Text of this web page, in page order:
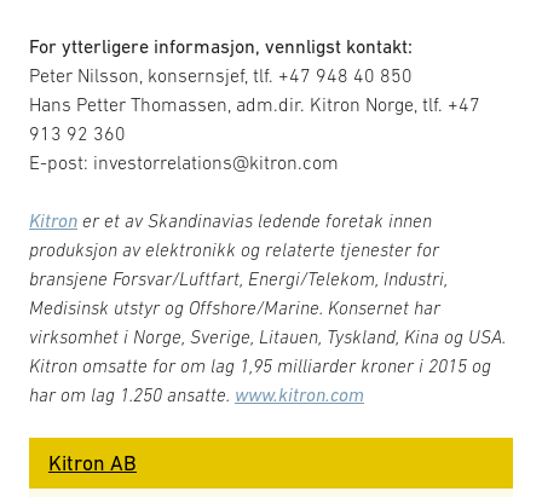
For ytterligere informasjon, vennligst kontakt:
Peter Nilsson, konsernsjef, tlf. +47 948 40 850
Hans Petter Thomassen, adm.dir. Kitron Norge, tlf. +47
913 92 360
E-post: investorrelations@kitron.com
Kitron er et av Skandinavias ledende foretak innen
produksjon av elektronikk og relaterte tjenester for
bransjene Forsvar/Luftfart, Energi/Telekom, Industri,
Medisinsk utstyr og Offshore/Marine. Konsernet har
virksomhet i Norge, Sverige, Litauen, Tyskland, Kina og USA.
Kitron omsatte for om lag 1,95 milliarder kroner i 2015 og
har om lag 1.250 ansatte. www.kitron.com
Kitron AB